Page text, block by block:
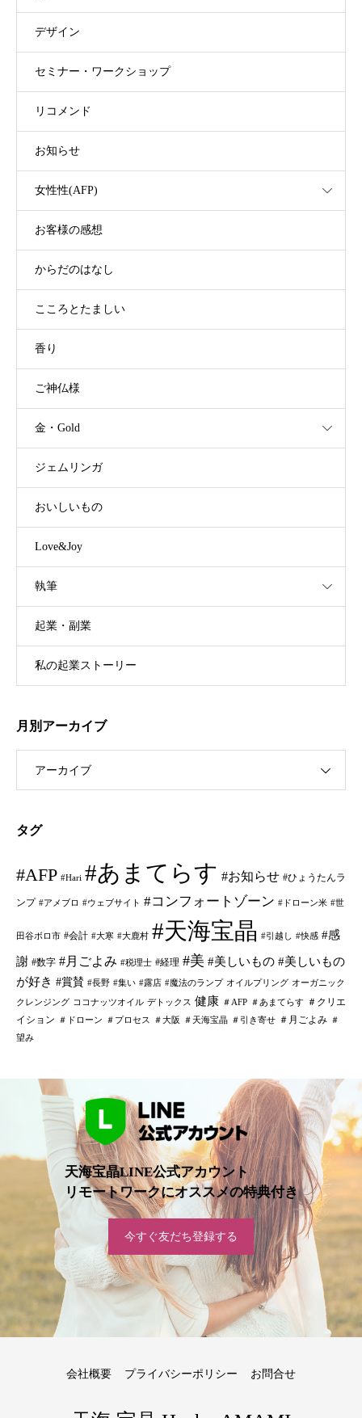
デザイン
セミナー・ワークショップ
リコメンド
お知らせ
女性性(AFP)
お客様の感想
からだのはなし
こころとたましい
香り
ご神仏様
金・Gold
ジェムリンガ
おいしいもの
Love&Joy
執筆
起業・副業
私の起業ストーリー
月別アーカイブ
アーカイブ
タグ
#AFP #Hari #あまてらす #お知らせ #ひょうたんラ
ンプ #アメブロ #ウェブサイト #コンフォートゾーン #ドローン米 #世
田谷ボロ市 #会計 #大寒 #大鹿村 #天海宝晶 #引越し #快感 #感
謝 #数字 #月ごよみ #税理士 #経理 #美 #美しいもの #美しいもの
が好き #賞賛 #長野 #集い #露店 #魔法のランプ オイルプリング オーガニック
クレンジング ココナッツオイル デトックス 健康 ＃AFP ＃あまてらす
＃クリエ
イション
＃ドローン ＃プロセス ＃大阪 ＃天海宝晶 ＃引き寄せ ＃月ごよみ ＃
望み
天海宝晶LINE公式アカウント
リモートワークにオススメの特典付き
今すぐ友だち登録する
会社概要 プライバシーポリシー お問合せ